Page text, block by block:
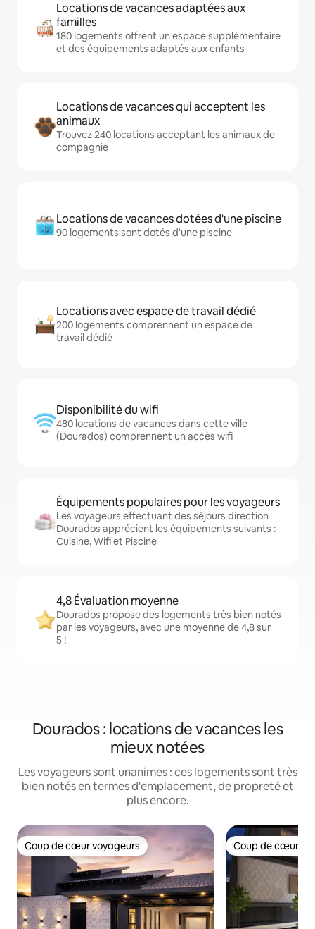
Locations de vacances adaptées aux
familles
180 logements offrent un espace supplémentaire
et des équipements adaptés aux enfants
Locations de vacances qui acceptent les
animaux
Trouvez 240 locations acceptant les animaux de
compagnie
Locations de vacances dotées d'une piscine
90 logements sont dotés d'une piscine
Locations avec espace de travail dédié
200 logements comprennent un espace de
travail dédié
Disponibilité du wifi
480 locations de vacances dans cette ville
(Dourados) comprennent un accès wifi
Équipements populaires pour les voyageurs
Les voyageurs effectuant des séjours direction
Dourados apprécient les équipements suivants :
Cuisine, Wifi et Piscine
4,8 Évaluation moyenne
Dourados propose des logements très bien notés
par les voyageurs, avec une moyenne de 4,8 sur
5 !
Dourados : locations de vacances les
mieux notées
Les voyageurs sont unanimes : ces logements sont très
bien notés en termes d'emplacement, de propreté et
plus encore.
Coup de cœur voyageurs
Coup de cœur voyageurs Coup de cœur
Coup de cœur